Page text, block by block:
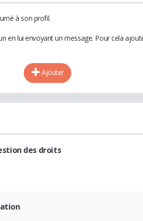
à son profil.
en lui envoyant un message. Pour cela
Ajouter
des droits